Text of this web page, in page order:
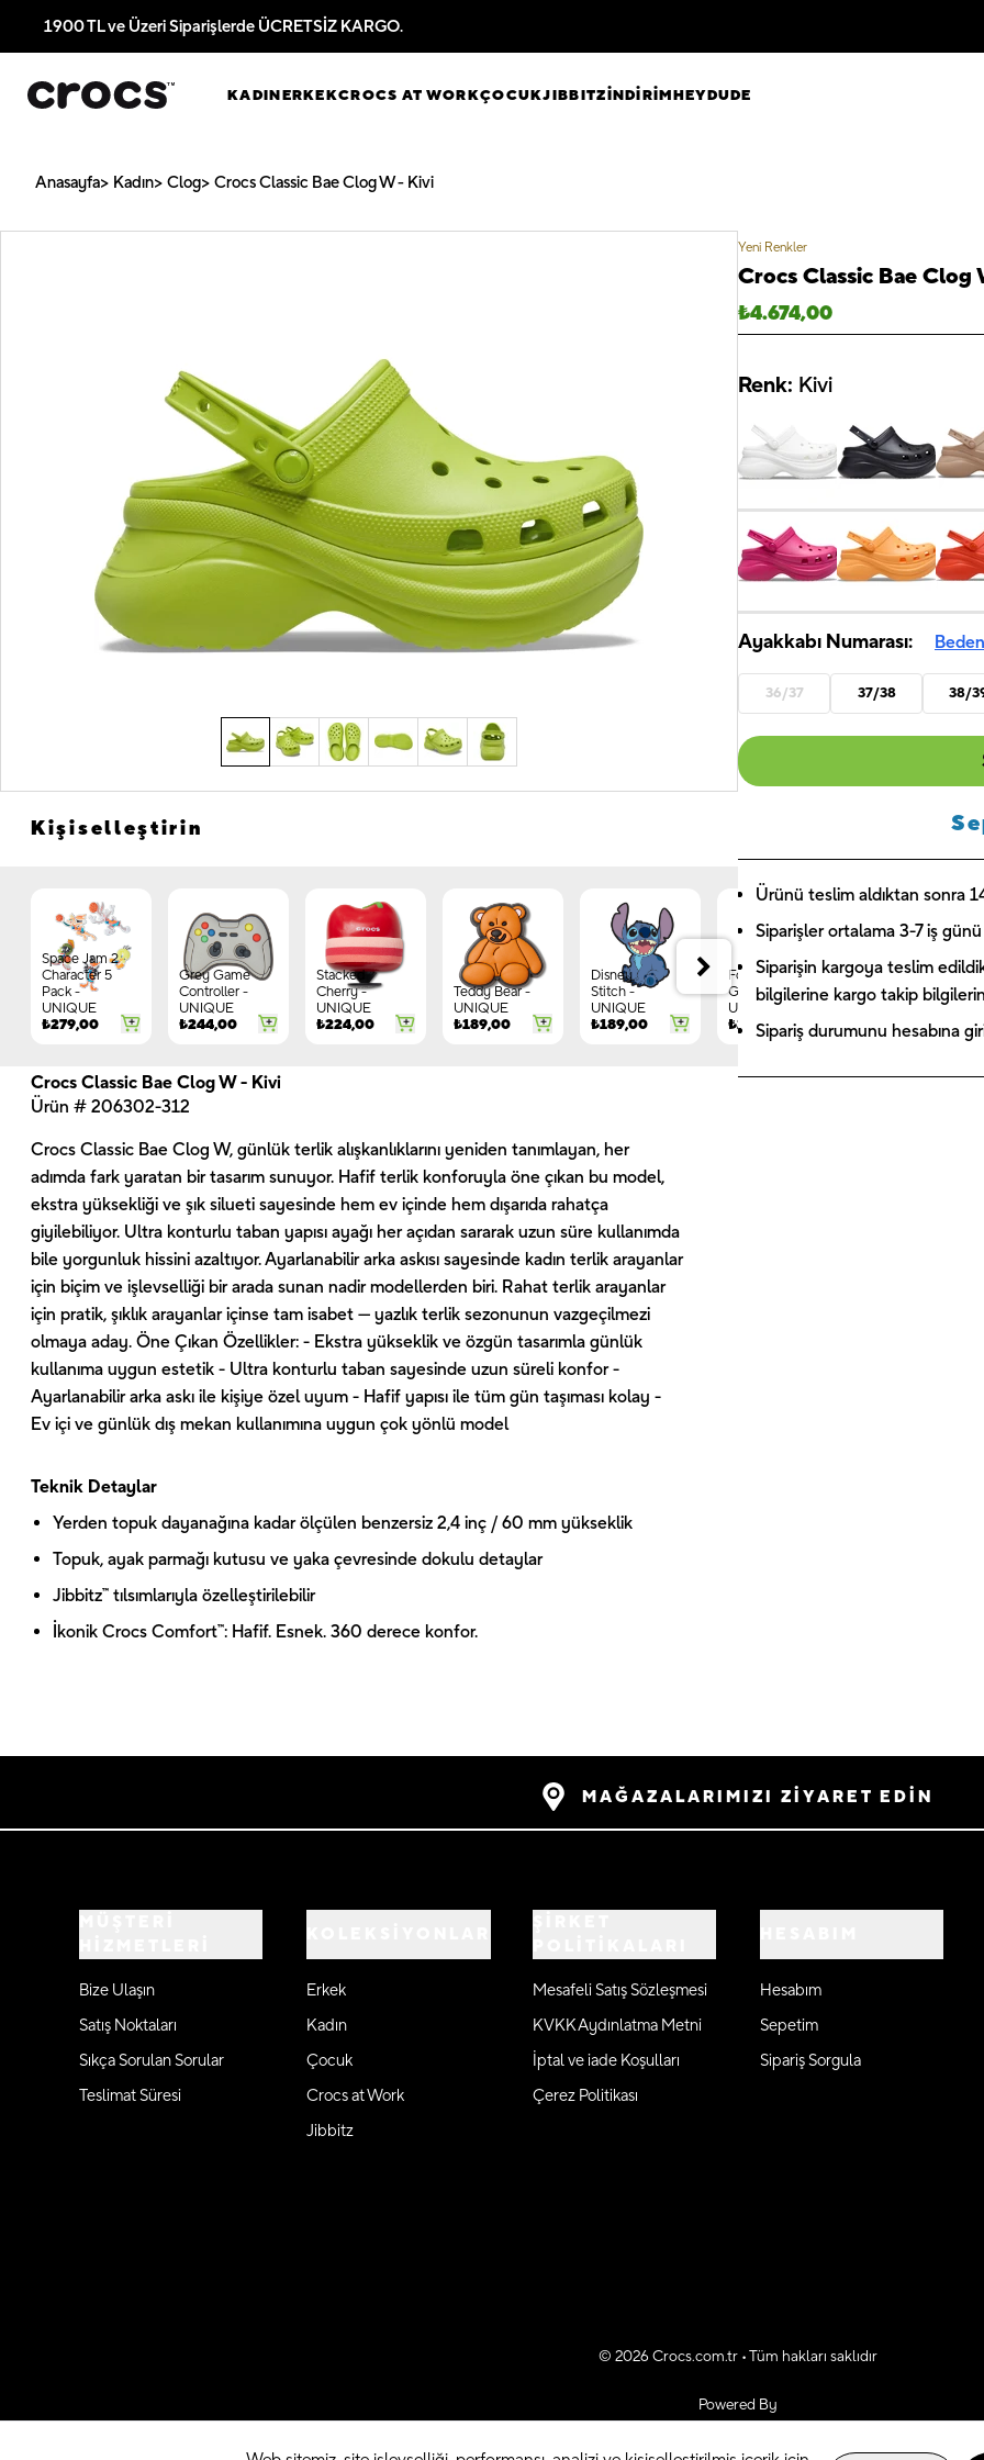
1900 TL ve Üzeri Siparişlerde ÜCRETSİZ KARGO.
KADINERKEKCROCS AT WORKÇOCUKJIBBITZİNDİRİMHEYDUDE
Anasayfa Kadın Clog Crocs Classic Bae Clog W - Kivi
Kişiselleştirin
Space Jam 2
Character 5
Pack -
UNIQUE
₺279,00
Grey Game
Controller -
UNIQUE
₺244,00
Stacked
Cherry -
UNIQUE
₺224,00
Teddy Bear -
UNIQUE
₺189,00
Disney
Stitch -
UNIQUE
₺189,00
Forest
Gnome -
UNIQUE
₺149,00
Jibbitz
Letter G -
UNIQUE
₺244,00
Crocs Classic Bae Clog W - Kivi
Ürün # 206302-312
Crocs Classic Bae Clog W, günlük terlik alışkanlıklarını yeniden tanımlayan, her
adımda fark yaratan bir tasarım sunuyor. Hafif terlik konforuyla öne çıkan bu model,
ekstra yüksekliği ve şık silueti sayesinde hem ev içinde hem dışarıda rahatça
giyilebiliyor. Ultra konturlu taban yapısı ayağı her açıdan sararak uzun süre kullanımda
bile yorgunluk hissini azaltıyor. Ayarlanabilir arka askısı sayesinde kadın terlik arayanlar
için biçim ve işlevselliği bir arada sunan nadir modellerden biri. Rahat terlik arayanlar
için pratik, şıklık arayanlar içinse tam isabet — yazlık terlik sezonunun vazgeçilmezi
olmaya aday. Öne Çıkan Özellikler: - Ekstra yükseklik ve özgün tasarımla günlük
kullanıma uygun estetik - Ultra konturlu taban sayesinde uzun süreli konfor -
Ayarlanabilir arka askı ile kişiye özel uyum - Hafif yapısı ile tüm gün taşıması kolay -
Ev içi ve günlük dış mekan kullanımına uygun çok yönlü model
Teknik Detaylar
Yerden topuk dayanağına kadar ölçülen benzersiz 2,4 inç / 60 mm yükseklik
Topuk, ayak parmağı kutusu ve yaka çevresinde dokulu detaylar
Jibbitz™ tılsımlarıyla özelleştirilebilir
İkonik Crocs Comfort™: Hafif. Esnek. 360 derece konfor.
Yeni Renkler
Crocs Classic Bae Clog
₺4.674,00
Renk: Kivi
Ayakkabı Numarası:
36/37 37/38 38/
Ürünü teslim aldıktan sonra
Siparişler ortalama 3-7 iş
Siparişin kargoya teslim
bilgilerine kargo takip
Sipariş durumunu hesabına
MAĞAZALARIMIZI ZİYARET EDİN
Bize Ulaşın
Satış Noktaları
Sıkça Sorulan Sorular
Teslimat Süresi
Erkek
Kadın
Çocuk
Crocs at Work
Jibbitz
Mesafeli Satış Sözleşmesi
KVKK Aydınlatma Metni
İptal ve iade Koşulları
Çerez Politikası
Hesabım
Sepetim
Sipariş Sorgula
© 2026 Crocs.com.tr • Tüm hakları saklıdır
Powered By